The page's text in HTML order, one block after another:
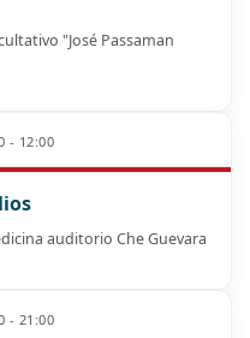
"José Passaman
- 12:00
auditorio Che Guevara
- 21:00